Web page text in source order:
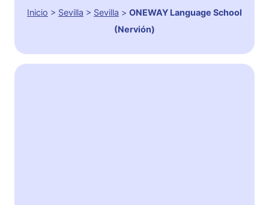
Inicio > Sevilla > Sevilla > ONEWAY Language School
(Nervión)